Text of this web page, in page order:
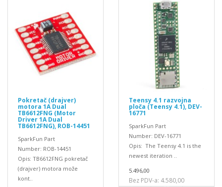
Pokretač (drajver)
motora 1A Dual
TB6612FNG (Motor
Driver 1A Dual
TB6612FNG), ROB-14451
SparkFun Part
Number: ROB-14451
Opis: TB6612FNG pokretač
(drajver) motora može
kont..
Teensy 4.1 razvojna
ploča (Teensy 4.1), DEV-
16771
SparkFun Part
Number: DEV-16771
Opis: The Teensy 4.1 is the
newest iteration ..
5.496,00
Bez PDV-a: 4.580,00